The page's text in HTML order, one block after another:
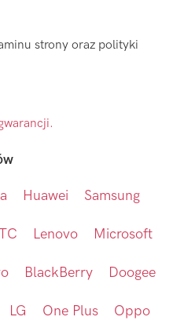
strony oraz polityki
Huawei Samsung
Lenovo Microsoft
BlackBerry Doogee
LG One Plus Oppo